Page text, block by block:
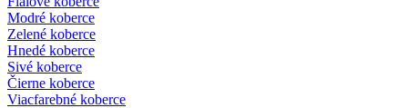
Modré koberce
Zelené koberce
Hnedé koberce
Sivé koberce
Čierne koberce
Viacfarebné koberce